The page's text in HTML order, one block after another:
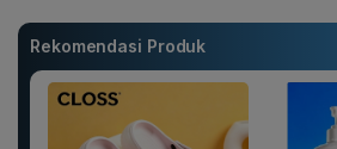
Rekomendasi Produk